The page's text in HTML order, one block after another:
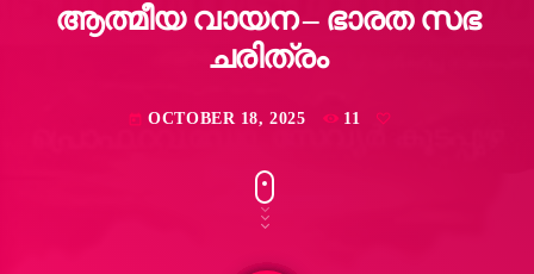
ആത്മീയ വായന – ഭാരത സഭ
ചരിത്രം
today OCTOBER 18, 2025 11